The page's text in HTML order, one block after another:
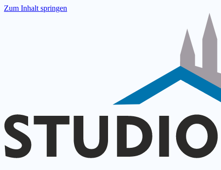
Zum Inhalt springen